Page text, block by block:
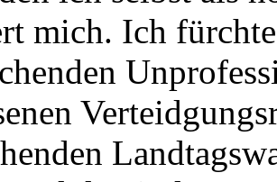
mich. Ich